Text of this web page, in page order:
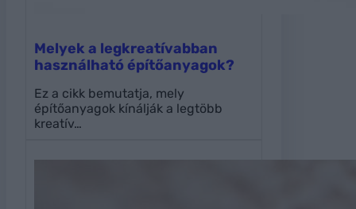
Melyek a legkreatívabban
használható építőanyagok?
Ez a cikk bemutatja, mely
építőanyagok kínálják a legtöbb
kreatív…